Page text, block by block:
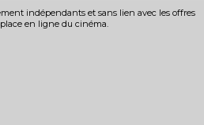
indépendants et sans lien avec les offres
en ligne du cinéma.